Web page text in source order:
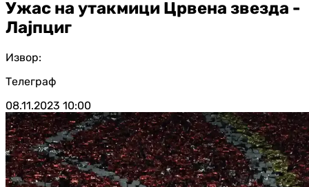
Ужас на утакмици Црвена звезда -
Лајпциг
Извор:
Телеграф
08.11.2023 10:00